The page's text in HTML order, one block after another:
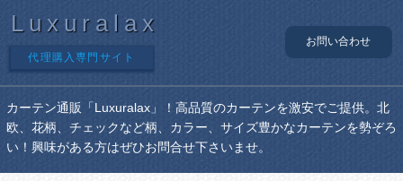
Luxuralax
代理購入専門サイト
お問い合わせ
カーテン通販「Luxuralax」！高品質のカーテンを激安でご提供。北
欧、花柄、チェックなど柄、カラー、サイズ豊かなカーテンを勢ぞろ
い！興味がある方はぜひお問合せ下さいませ。